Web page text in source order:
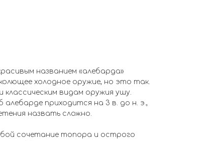
названием «алебарда»
холодное оружие, но это так.
видам оружия ушу.
алебарде приходится на 3 в. до н. э.,
назвать сложно.
сочетание топора и острого